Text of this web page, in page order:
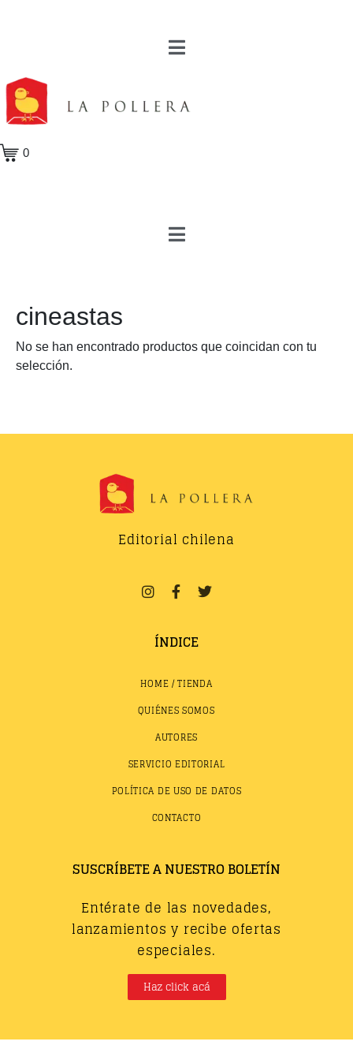
0
cineastas
No se han encontrado productos que coincidan con tu
selección.
Editorial chilena
ÍNDICE
HOME / TIENDA
QUIÉNES SOMOS
AUTORES
SERVICIO EDITORIAL
POLÍTICA DE USO DE DATOS
CONTACTO
SUSCRÍBETE A NUESTRO BOLETÍN
Entérate de las novedades,
lanzamientos y recibe ofertas
especiales.
Haz click acá